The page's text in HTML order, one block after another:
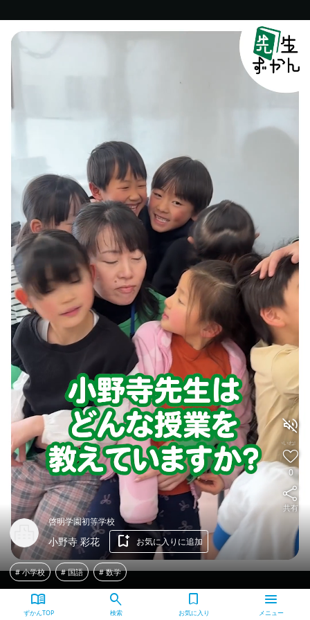
volume_off
いいね!
favorite
0
share
共有
啓明学園初等学校
小野寺 彩花 bookmark_add お気に入りに追加
# 小学校 # 国語 # 数学
menu_book
ずかんTOP
search
検索
bookmark
お気に入り
menu
メニュー